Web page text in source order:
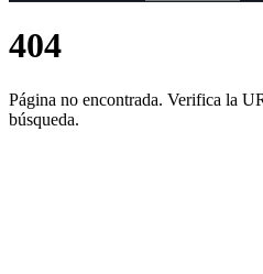
404
Página no encontrada. Verifica la
búsqueda.